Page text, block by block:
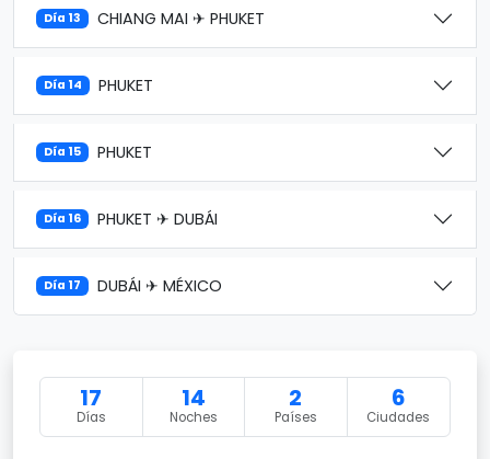
Día 13 CHIANG MAI ✈ PHUKET
Día 14 PHUKET
Día 15 PHUKET
Día 16 PHUKET ✈ DUBÁI
Día 17 DUBÁI ✈ MÉXICO
17
Días
14
Noches
2
Países
6
Ciudades